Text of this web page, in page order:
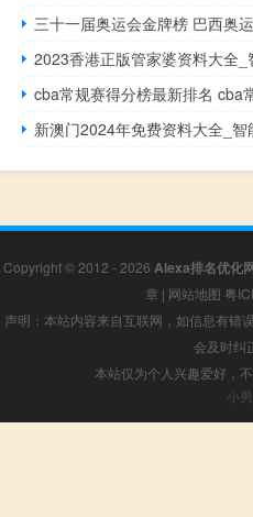
三十一届奥运会金牌榜 巴西奥
cba常规赛得分榜最新排名 cba
Copyright © 2012 - 2026 Alexa排名优化
章 | 网站地图 粤
声明：本站内容来自互联网，如信息有错
会及时纠
本站仅为个人兴趣爱好，
小